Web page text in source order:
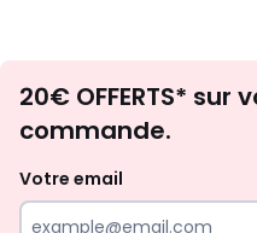
20€ OFFERTS*
commande.
Votre email